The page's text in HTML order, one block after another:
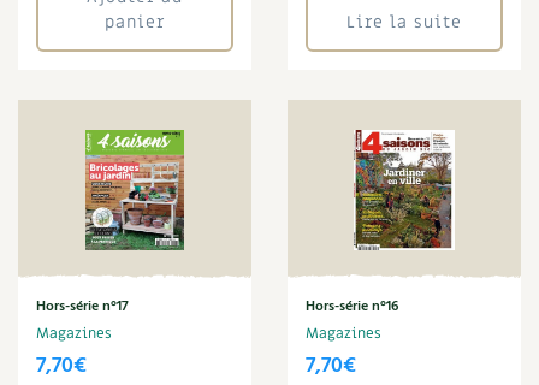
panier
Lire la suite
Hors-série n°17
Magazines
7,70€
Hors-série n°16
Magazines
7,70€